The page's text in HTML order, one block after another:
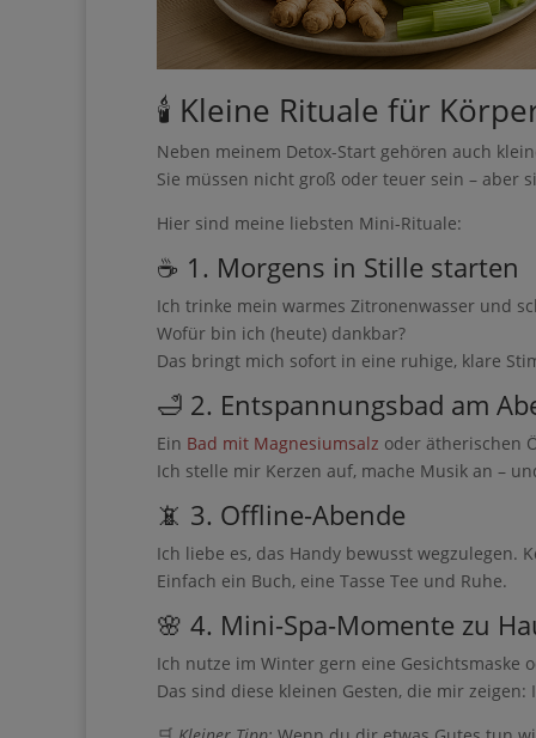
🕯️ Kleine Rituale für
Neben meinem Detox-Start gehören auch
Sie müssen nicht groß oder teuer sein – aber
Hier sind meine liebsten Mini-Rituale:
☕ 1. Morgens in Stille starten
Ich trinke mein warmes Zitronenwasser und
Wofür bin ich (heute) dankbar?
Das bringt mich sofort in eine ruhige, klare
🛁 2. Entspannungsbad am
Ein Bad mit Magnesiumsalz oder ätherischen
Ich stelle mir Kerzen auf, mache Musik an –
📵 3. Offline-Abende
Ich liebe es, das Handy bewusst wegzulegen.
Einfach ein Buch, eine Tasse Tee und Ruhe.
🌸 4. Mini-Spa-Momente zu
Ich nutze im Winter gern eine Gesichtsmaske
Das sind diese kleinen Gesten, die mir